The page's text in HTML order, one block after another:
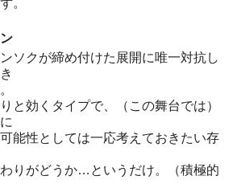
。
ソクが締め付けた展開に唯一対抗し
と効くタイプで、（この舞台では）
能性としては一応考えておきたい存
りがどうか…というだけ。（積極的